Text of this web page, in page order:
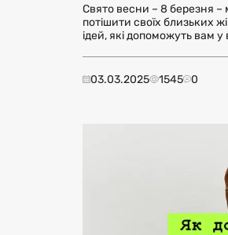
Свято весни – 8 березня –
потішити своїх близьких
ідей, які допоможуть вам
03.03.2025 1545 0